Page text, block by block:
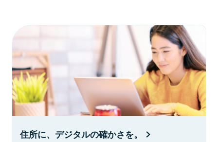
住所に、デジタルの確かさを。